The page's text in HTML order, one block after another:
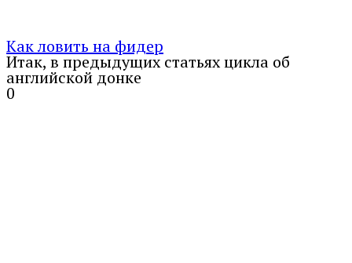
Как ловить на фидер
Итак, в предыдущих статьях цикла об
английской донке
0